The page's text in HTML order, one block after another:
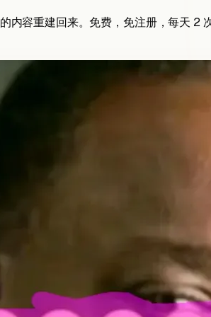
内容重建回来。免费，免注册，每天 2